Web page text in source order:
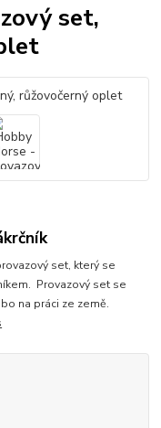
set,
set, který se
Provazový set se
na práci ze země.